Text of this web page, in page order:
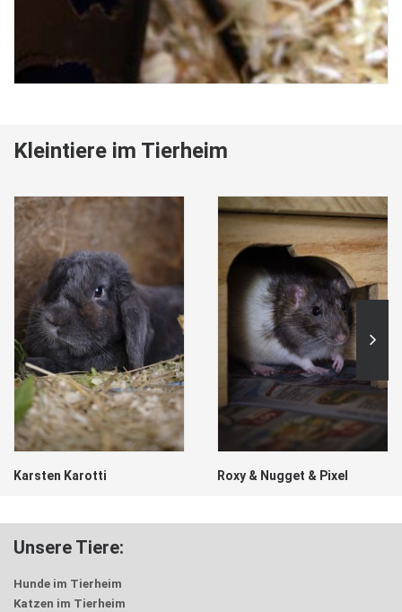
Kleintiere im Tierheim
Karsten Karotti Roxy & Nugget & Pixel
Unsere Tiere:
Hunde im Tierheim
Katzen im Tierheim